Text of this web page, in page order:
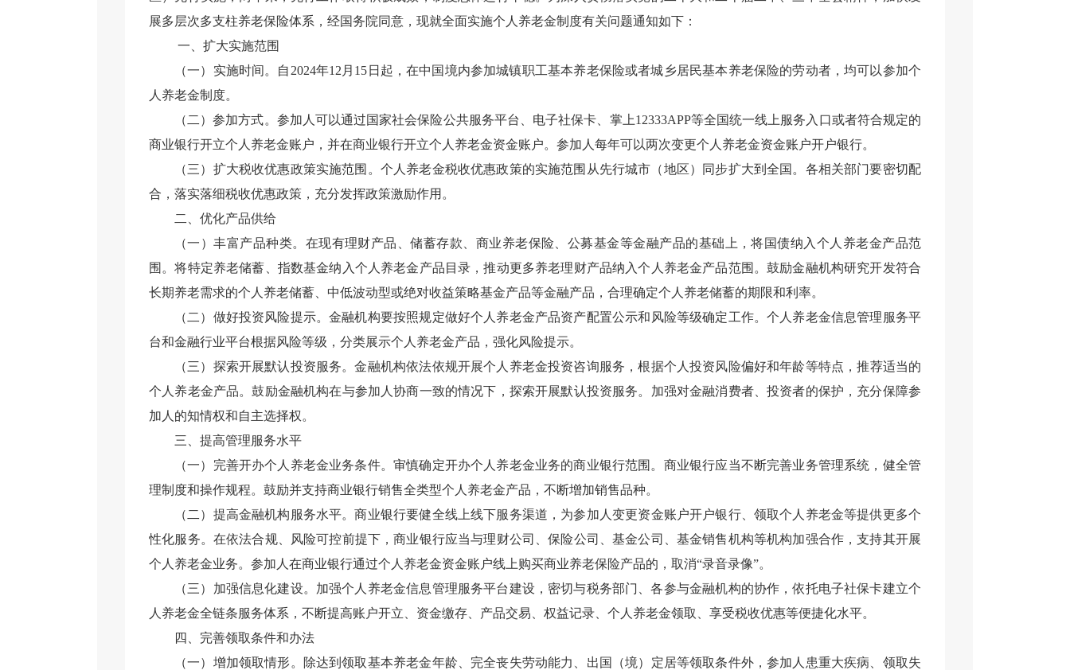
展多层次多支柱养老保险体系，经国务院同意，现就全面实施个人养老金制度有关问题通知如下：
一、扩大实施范围
（一）实施时间。自2024年12 月 15 日起，在中国境内参加城镇职工基本养老保险或者城乡居民基本养老保险的劳动者，均可以参加个
人养老金制度。
（二）参加方式。参加人可以通过国家社会保险公共服务平台、电子社保卡、掌上12333APP等全国统一线上 服务入口或者符合规定的
商业银行开立个人养老金账户，并在商业银行开立个人养老金资金账户。 参加人每年可以两次变更个人养老金资金账户开户银行。
（三）扩大税收优惠政策实施范围。 个人养老金税收优惠政策的实施范围从先行城市（地区） 同步扩大到全国。各相关部门要密切配
合，落实落细税收优惠政策，充分发挥政策激励作用。
二
、优化产品供给
（一）丰富产品种类。在现有理财产品、储蓄存款、商业养老保险、公募基金等金融产品的基础上，将国债纳入个人养老金产品范
围。将特定养老储蓄、指数基金纳入个人养老金产品目录，推动更多养老理财产品纳入个人养老金产品范围。鼓励金融机构研究开发符合
长期养老需求的个人养老储蓄、中低波动型或绝对收益策略基金产品等金融产品 ，合理确定个人养老储蓄的期限和利率。
（二）做好投资风险提示。金融机构要按照规定做好个人养老金产品资产配置公示和 风险等级确定工作。个人养老金信息管理服务平
台和金融行业平台根据风险等级， 分类展示个人养老金产品 ， 强化风险提示。
（三）探索开展默认投资服务。金融机构依法依规开展个人养老金投资咨询服务 ，根据个 人投资风险偏好和年龄等特点，推荐适当的
个人养老金产品。鼓励金融机构在与参加人协商一致的情况下，探索开展默认投资服务。加强对金融消费者、投资者的保护，充分保障参
加人的知情权和自主选择权。
三、 提高管理服务水平
（一）完善开办个人养老金业务条件。审慎确定开办个人养老金业务的商业银行范围。商业银行应当不断完善业务管理系统，健全管
理制度和操作规程。鼓励并支持商业银行销售全类型个人养老金产品，不断增加销售品种。
（二）提高金融机构服务水平。商业银行要健全线上线下服务渠道 ，为参加人变更资金账户开户银行、领取个人养老金等提供更多个
性化服务。在依法合规、风险可控前提下，商业银行应当与理财公司、保险公司、基金公司、基金销售机构等机构加强合作，支持其开展
个人养老金业务。参加人在商业银行通过个人养老金资金账户线上购买商业养老保险产品的，取消“录音录像”。
（三）加强信息化建设。加强个人养老金信息管理服务平台建设，密切与税务部门、各参与金融机构的协作，依托电子社保卡建立个
人养老金全链条服务体系，不断提高账户开立、资金缴存、产品交易、权益记录、个人养老金领取、享受税收优惠等便捷化水平。
四、完善领取条件和办法
（一）增加领取情形。除达到领取基本养老金年龄、完全丧失劳动能力、出国
（境）定居等领取条件外，参加人患重大疾病、领取失